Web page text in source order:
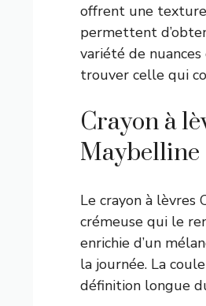
offrent une texture
permettent
variété de
trouver celle qui
Crayon à
Maybelline
Le crayon à
crémeuse qui le
enrichie d’un
la journée. La
définition longue